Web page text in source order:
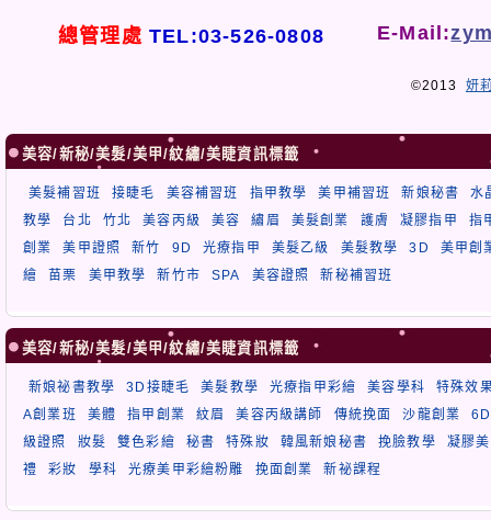
總管理處 TEL:03-526-0808 E-Mail:
©2013 妍
美容/新秘/美髮/美甲/紋繡/美睫資訊標籤
美髮補習班 接睫毛 美容補習班 指甲教學 美甲補習班 新娘秘書
水
教學
台北 竹北 美容丙級 美容 繡眉 美髮創業 護膚 凝膠指甲
指
創業
美甲證照 新竹 9D 光療指甲 美髮乙級 美髮教學 3D
美甲創
繪
苗栗 美甲教學 新竹市 SPA 美容證照 新秘補習班
美容/新秘/美髮/美甲/紋繡/美睫資訊標籤
新娘祕書教學 3D接睫毛 美髮教學 光療指甲彩繪 美容學科
特殊效
A創業班
美體 指甲創業 紋眉 美容丙級講師 傳統挽面 沙龍創業
級證照
妝髮 雙色彩繪 秘書 特殊妝 韓風新娘秘書 挽臉教學
凝膠
禮
彩妝 學科 光療美甲彩繪粉雕 挽面創業 新祕課程